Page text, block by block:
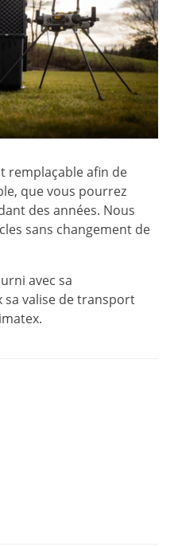
remplaçable afin de
que vous pourrez
des années. Nous
sans changement de
avec sa
valise de transport